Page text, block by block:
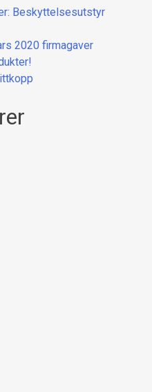
Beskyttelsesutstyr
2020 firmagaver